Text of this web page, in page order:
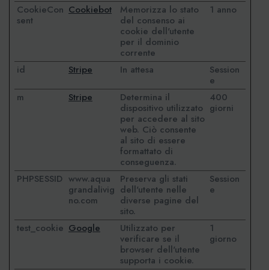
CookieCon
sent
Cookiebot
Memorizza lo stato
del consenso ai
cookie dell'utente
per il dominio
corrente
1 anno
id Stripe In attesa
Session
e
m
Stripe
Determina il
dispositivo utilizzato
per accedere al sito
web. Ciò consente
al sito di essere
formattato di
conseguenza.
400
giorni
PHPSESSID www.aqua
grandalivig
no.com
Preserva gli stati
dell'utente nelle
diverse pagine del
sito.
Session
e
test_cookie Google
Utilizzato per
verificare se il
browser dell'utente
supporta i cookie.
1
giorno